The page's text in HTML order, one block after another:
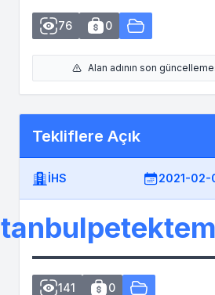
76 0
Alan adının son
Tekliflere Açık
İHS 2021-02-
141 0